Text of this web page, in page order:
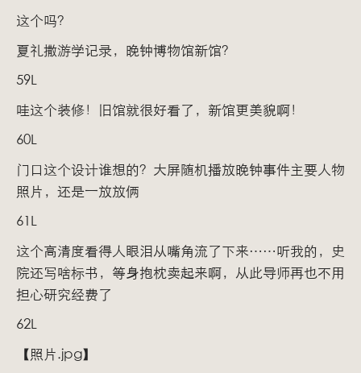
这个吗？
夏礼撒游学记录，晚钟博物馆新馆？
59L
哇这个装修！旧馆就很好看了，新馆更美貌啊！
60L
门口这个设计谁想的？大屏随机播放晚钟事件主要人物
照片，还是一放放俩
61L
这个高清度看得人眼泪从嘴角流了下来……听我的，史
院还写啥标书，等身抱枕卖起来啊，从此导师再也不用
担心研究经费了
62L
【照片.jpg】